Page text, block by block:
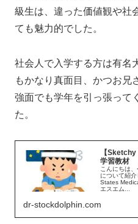
級生は、違った価値観や社
ても魅力的でした。
社会人で入学する方は有名
もかなり真面目、かつお兄
強面でも学年を引っ張って
た。
【
学習教材
こんにちは
について紹
States
エスエム...
dr-stockdolphin.com